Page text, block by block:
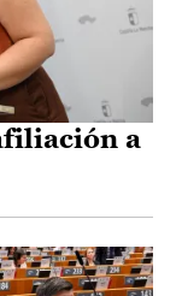
a